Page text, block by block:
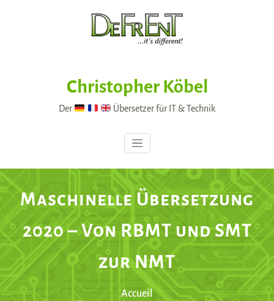
Christopher Köbel
Der Übersetzer für IT & Technik
Maschinelle Übersetzung
2020 – Von RBMT und SMT
zur NMT
Accueil